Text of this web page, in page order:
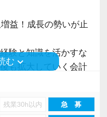
極的に取り組む企業
士診断認証制度」を
後も社員が働きやす
進していきます。
益！成長の勢いが止
験と知識を活かすな
も拡大していく会計
む keyboard_arrow_down
残業30h以内 急 募